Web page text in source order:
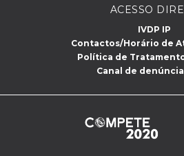
ACESSO
IVDP IP
Contactos/Horário de
Política de
Canal de